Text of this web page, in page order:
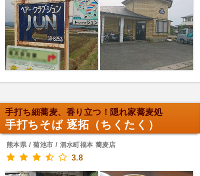
手打ち細蕎麦、香り立つ！隠れ家蕎麦処
手打ちそば 逐拓（ちくたく）
熊本県 / 菊池市 / 泗水町福本 蕎麦店
3.8